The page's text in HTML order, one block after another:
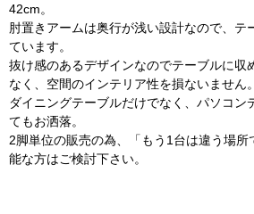
42cm。
肘置きアームは奥行が浅い設計なので、テ
ています。
抜け感のあるデザインなのでテーブルに収
なく、空間のインテリア性を損ないません。
ダイニングテーブルだけでなく、パソコン
てもお洒落。
2脚単位の販売の為、「もう1台は違う場
能な方はご検討下さい。